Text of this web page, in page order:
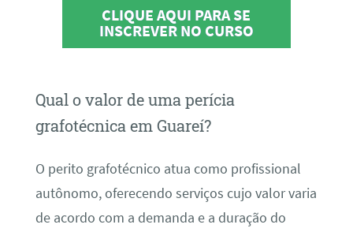
CLIQUE AQUI PARA SE
INSCREVER NO CURSO
Qual o valor de uma perícia
grafotécnica em Guareí?
O perito grafotécnico atua como profissional
autônomo, oferecendo serviços cujo valor varia
de acordo com a demanda e a duração do